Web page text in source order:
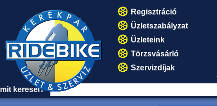
Regisztráció
Üzletszabályzat
Üzleteink
Törzsvásárló
Szervizdíjak
mit keresel?